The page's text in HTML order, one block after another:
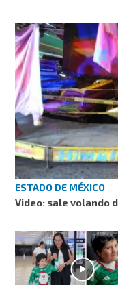
ESTADO DE MÉXICO
Video: sale volando